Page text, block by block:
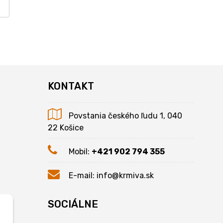
KONTAKT
Povstania českého ľudu 1, 040
22 Košice
Mobil: +421 902 794 355
E-mail: info@krmiva.sk
SOCIÁLNE